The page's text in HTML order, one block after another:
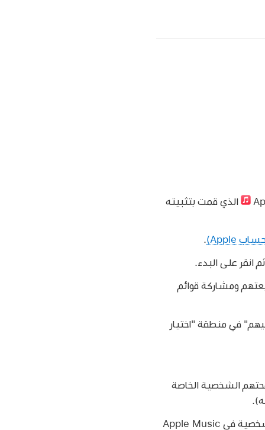
الذي قمت بتثبيته
انقر على البدء.
ومشاركة قوائم
في منطقة "اختيار
الشخصية الخاصة
إذا كنت منظم مجموعة المشاركة العائلية، يمكنك السماح للأطفال بإنشاء صفحات شخصية في Apple Music